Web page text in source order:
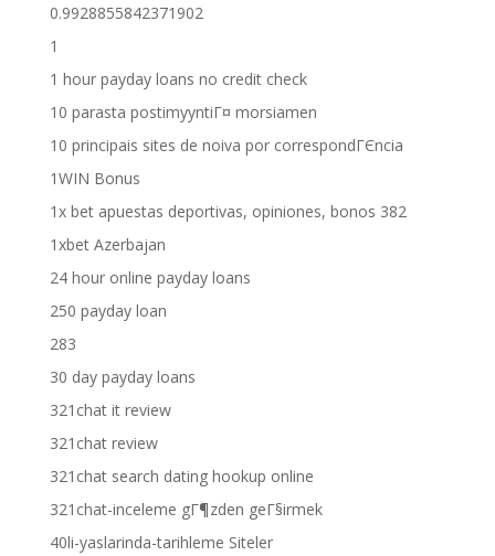
0.9928855842371902
1
1 hour payday loans no credit check
10 parasta postimyyntiГ¤ morsiamen
10 principais sites de noiva por correspondГЄncia
1WIN Bonus
1x bet apuestas deportivas, opiniones, bonos 382
1xbet Azerbajan
24 hour online payday loans
250 payday loan
283
30 day payday loans
321chat it review
321chat review
321chat search dating hookup online
321chat-inceleme gГ¶zden geГ§irmek
40li-yaslarinda-tarihleme Siteler